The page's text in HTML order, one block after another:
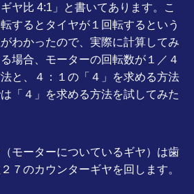
ヤ比 4:1」と書いてあります。こ
するとタイヤが１回転するという
わかったので、実際に計算してみ
場合、モーターの回転数が１／４
と、４：１の「４」を求める方法
「４」を求める方法を試してみた
モーターについているギヤ）は歯
７のカウンターギヤを回します。